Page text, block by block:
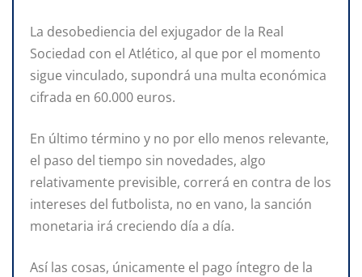
La desobediencia del exjugador de la Real
Sociedad con el Atlético, al que por el momento
sigue vinculado, supondrá una multa económica
cifrada en 60.000 euros.
En último término y no por ello menos relevante,
el paso del tiempo sin novedades, algo
relativamente previsible, correrá en contra de los
intereses del futbolista, no en vano, la sanción
monetaria irá creciendo día a día.
Así las cosas, únicamente el pago íntegro de la